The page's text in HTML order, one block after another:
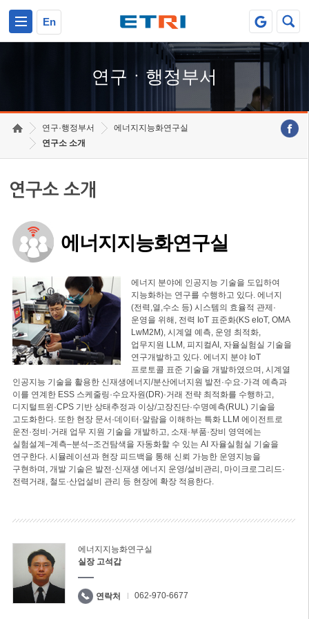
En
연구ㆍ행정부서
연구·행정부서
에너지지능화연구실
연구소 소개
연구소 소개
에너지지능화연구실
에너지 분야에 인공지능 기술을 도입하여
지능화하는 연구를 수행하고 있다. 에너지
(전력,열,수소 등) 시스템의 효율적 관제·
운영을 위해, 전력 IoT 표준화(KS eIoT, OMA
LwM2M), 시계열 예측, 운영 최적화,
업무지원 LLM, 피지컬AI, 자율실험실 기술을
연구개발하고 있다. 에너지 분야 IoT
프로토콜 표준 기술을 개발하였으며, 시계열
인공지능 기술을 활용한 신재생에너지/분산에너지원 발전·수요·가격 예측과
이를 연계한 ESS 스케줄링·수요자원(DR)·거래 전략 최적화를 수행하고,
디지털트윈·CPS 기반 상태추정과 이상/고장진단·수명예측(RUL) 기술을
고도화한다. 또한 현장 문서·데이터·알람을 이해하는 특화 LLM 에이전트로
운전·정비·거래 업무 지원 기술을 개발하고, 소재·부품·장비 영역에는
실험설계–계측–분석–조건탐색을 자동화할 수 있는 AI 자율실험실 기술을
연구한다. 시뮬레이션과 현장 피드백을 통해 신뢰 가능한 운영지능을
구현하며, 개발 기술은 발전·신재생 에너지 운영/설비관리, 마이크로그리드·
전력거래, 철도·산업설비 관리 등 현장에 확장 적용한다.
에너지지능화연구실
실장 고석갑
연락처 062-970-6677